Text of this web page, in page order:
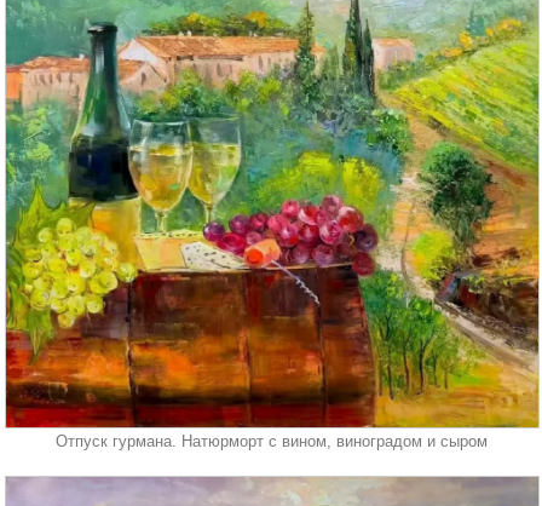
Отпуск гурмана. Натюрморт с вином, виноградом и сыром